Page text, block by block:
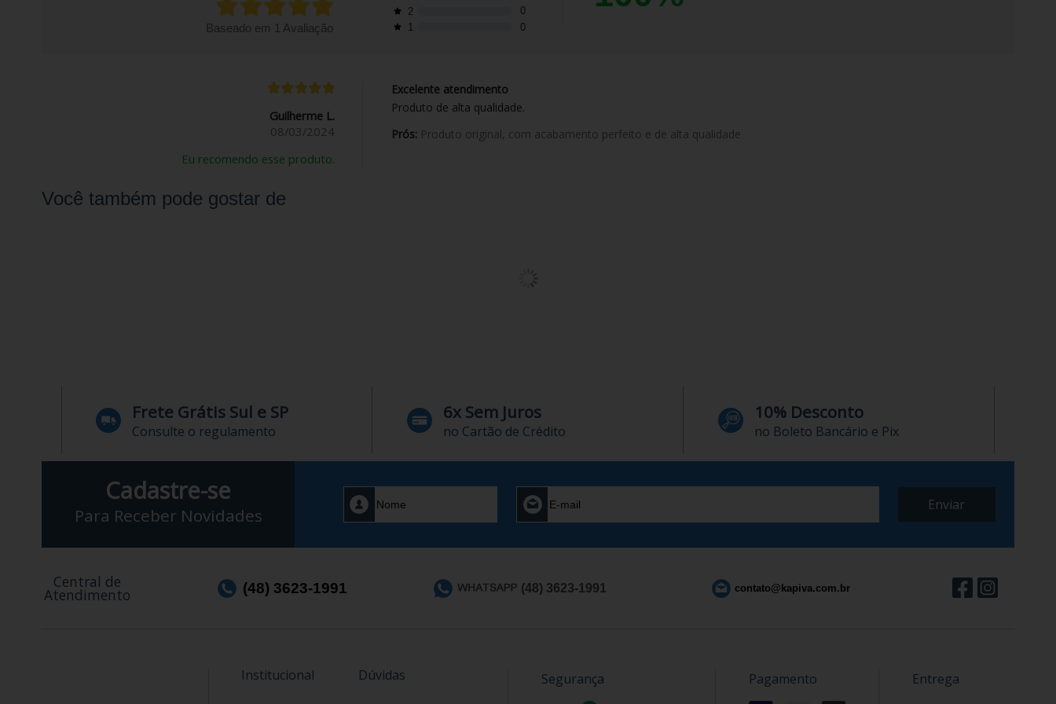
Baseado em 1 Avaliação
2
0
1
0
Guilherme L.
08/03/2024
Eu recomendo esse produto.
Excelente atendimento
Produto de alta qualidade.
Prós: Produto original, com acabamento perfeito e de alta qualidade
Você também pode gostar de
Frete Grátis Sul e SP
Consulte o regulamento
6x Sem Juros
no Cartão de Crédito
10% Desconto
no Boleto Bancário e Pix
Cadastre-se
Para Receber Novidades
Central de
Atendimento (48) 3623-1991 (48) 3623-1991 contato@kapiva.com.br
Institucional Dúvidas Segurança Pagamento Entrega